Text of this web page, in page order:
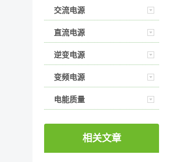
交流电源
直流电源
逆变电源
变频电源
电能质量
相关文章